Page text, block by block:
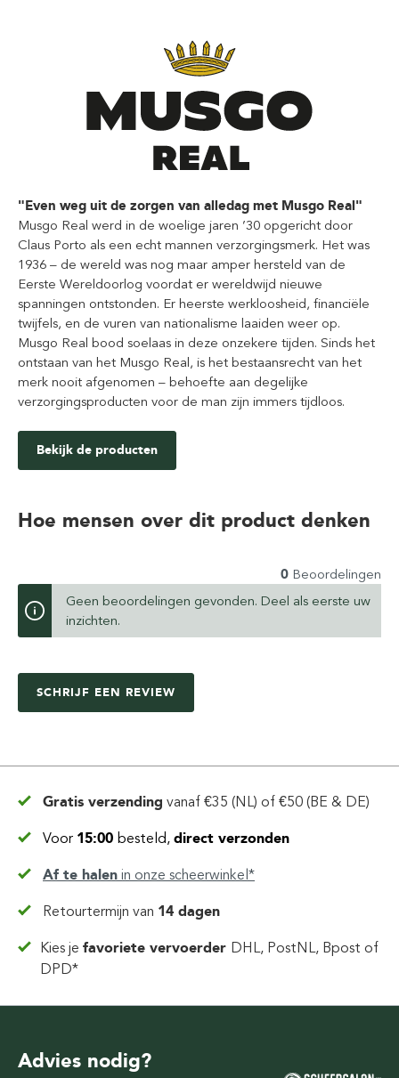
"Even weg uit de zorgen van alledag met Musgo Real"
Musgo Real werd in de woelige jaren ’30 opgericht door
Claus Porto als een echt mannen verzorgingsmerk. Het was
1936 – de wereld was nog maar amper hersteld van de
Eerste Wereldoorlog voordat er wereldwijd nieuwe
spanningen ontstonden. Er heerste werkloosheid, financiële
twijfels, en de vuren van nationalisme laaiden weer op.
Musgo Real bood soelaas in deze onzekere tijden. Sinds het
ontstaan van het Musgo Real, is het bestaansrecht van het
merk nooit afgenomen – behoefte aan degelijke
verzorgingsproducten voor de man zijn immers tijdloos.
Bekijk de producten
Hoe mensen over dit product denken
0 Beoordelingen
Geen beoordelingen gevonden. Deel als eerste uw
inzichten.
SCHRIJF EEN REVIEW
Gratis verzending vanaf €35 (NL) of €50 (BE & DE)
Voor 15:00 besteld, direct verzonden
Af te halen in onze scheerwinkel*
Retourtermijn van 14 dagen
Kies jefavoriete vervoerder DHL, PostNL, Bpost of
DPD*
Advies nodig?